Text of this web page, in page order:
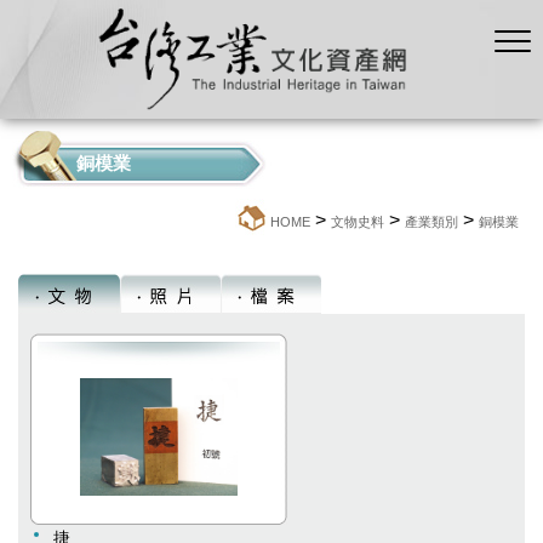
銅模業
HOME > 文物史料 > 產業類別 > 銅模業
捷